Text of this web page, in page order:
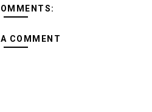
COMMENT